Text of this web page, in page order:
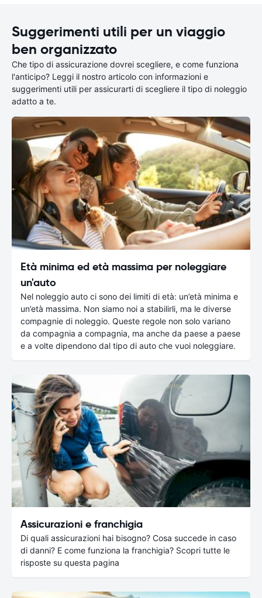
Suggerimenti utili per un viaggio
ben organizzato
Che tipo di assicurazione dovrei scegliere, e come funziona
l'anticipo? Leggi il nostro articolo con informazioni e
suggerimenti utili per assicurarti di scegliere il tipo di noleggio
adatto a te.
Età minima ed età massima per noleggiare
un'auto
Nel noleggio auto ci sono dei limiti di età: un’età minima e
un’età massima. Non siamo noi a stabilirli, ma le diverse
compagnie di noleggio. Queste regole non solo variano
da compagnia a compagnia, ma anche da paese a paese
e a volte dipendono dal tipo di auto che vuoi noleggiare.
Assicurazioni e franchigia
Di quali assicurazioni hai bisogno? Cosa succede in caso
di danni? E come funziona la franchigia? Scopri tutte le
risposte su questa pagina